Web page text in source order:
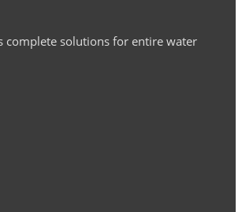
complete solutions for entire water